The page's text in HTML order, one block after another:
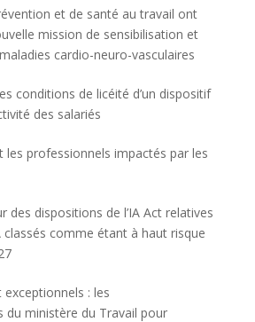
et de santé au travail ont
mission de sensibilisation et
cardio-neuro-vasculaires
conditions de licéité d’un dispositif
des salariés
les professionnels impactés par les
des dispositions de l’IA Act relatives
classés comme étant à haut risque
: les
du ministère du Travail pour